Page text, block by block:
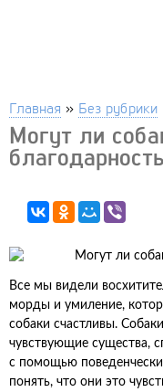
Главная » Без рубрики
Могут ли
благодарность
Все мы видели
морды и умиление,
собаки счастливы.
чувствующие существа,
с помощью
понять, что они это